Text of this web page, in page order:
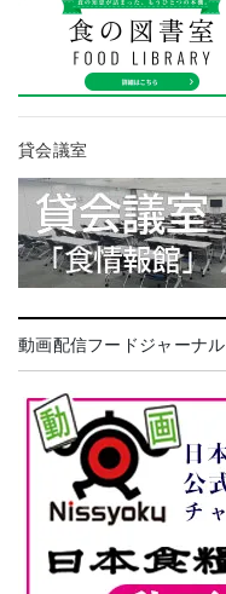
貸会議室
動画配信フードジャーナル